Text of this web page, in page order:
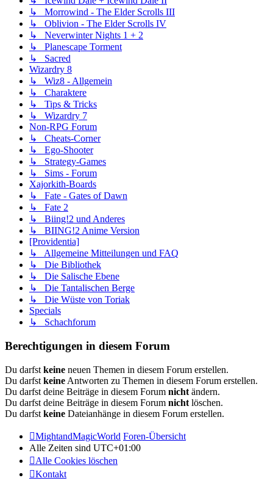
↳ Morrowind - The Elder Scrolls III
↳ Oblivion - The Elder Scrolls IV
↳ Neverwinter Nights 1 + 2
↳ Planescape Torment
↳ Sacred
Wizardry 8
↳ Wiz8 - Allgemein
↳ Charaktere
↳ Tips & Tricks
↳ Wizardry 7
Non-RPG Forum
↳ Cheats-Corner
↳ Ego-Shooter
↳ Strategy-Games
↳ Sims - Forum
Xajorkith-Boards
↳ Fate - Gates of Dawn
↳ Fate 2
↳ Biing!2 und Anderes
↳ BIING!2 Anime Version
[Providentia]
↳ Allgemeine Mitteilungen und FAQ
↳ Die Bibliothek
↳ Die Salische Ebene
↳ Die Tantalischen Berge
↳ Die Wüste von Toriak
Specials
↳ Schachforum
Berechtigungen in diesem Forum
Du darfst keine neuen Themen in diesem Forum erstellen.
Du darfst keine Antworten zu Themen in diesem Forum erstellen.
Du darfst deine Beiträge in diesem Forum nicht ändern.
Du darfst deine Beiträge in diesem Forum nicht löschen.
Du darfst keine Dateianhänge in diesem Forum erstellen.
MightandMagicWorld Foren-Übersicht
Alle Zeiten sind UTC+01:00
Alle Cookies löschen
Kontakt